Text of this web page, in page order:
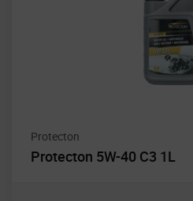
Protecton
Protecton 5W-40 C3 1L